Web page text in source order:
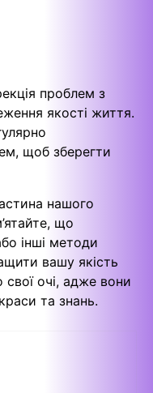
проблем з
якості життя.
щоб зберегти
нашого
що
інші методи
вашу якість
очі, адже вони
та знань.